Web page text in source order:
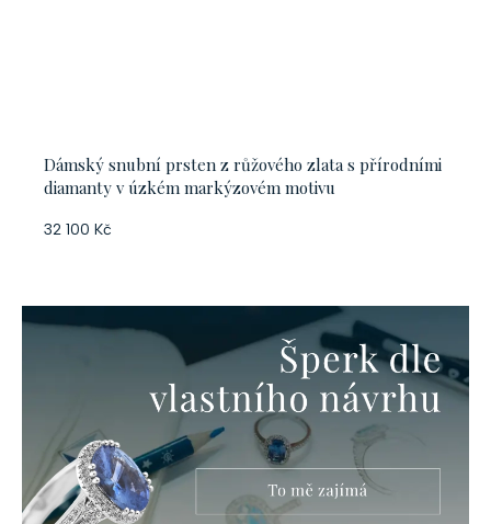
Dámský snubní prsten z růžového zlata s přírodními
diamanty v úzkém markýzovém motivu
32 100 Kč